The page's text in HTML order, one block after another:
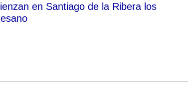
en Santiago de la Ribera los